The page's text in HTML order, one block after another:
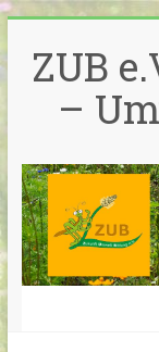
Inhalt
springen
ZUB
–